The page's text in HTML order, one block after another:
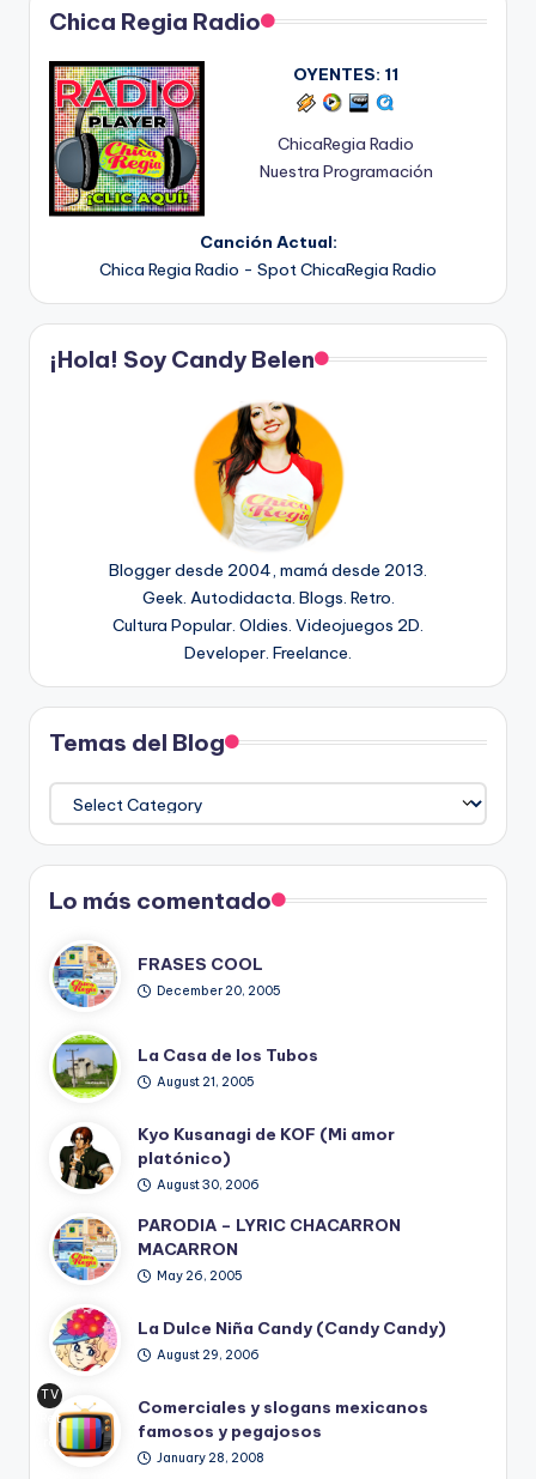
Chica Regia Radio
OYENTES: 11
ChicaRegia Radio
Nuestra Programación
Canción Actual:
Chica Regia Radio - Spot ChicaRegia Radio
¡Hola! Soy Candy Belen
Blogger desde 2004, mamá desde 2013.
Geek. Autodidacta. Blogs. Retro.
Cultura Popular. Oldies. Videojuegos 2D.
Developer. Freelance.
Temas del Blog
Temas
del
Blog
Lo más comentado
FRASES COOL
December 20, 2005
La Casa de los Tubos
August 21, 2005
Kyo Kusanagi de KOF (Mi amor
platónico)
August 30, 2006
PARODIA – LYRIC CHACARRON
MACARRON
May 26, 2005
La Dulce Niña Candy (Candy Candy)
August 29, 2006
TV
Ret
ro
Comerciales y slogans mexicanos
famosos y pegajosos
January 28, 2008